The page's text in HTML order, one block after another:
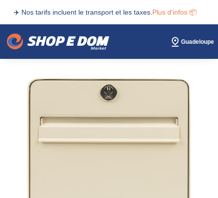
✈️ Nos tarifs incluent le transport et les taxes. Plus d'infos 📦
Guadeloupe